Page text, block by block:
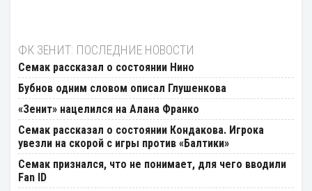
ФК ЗЕНИТ: ПОСЛЕДНИЕ НОВОСТИ
Семак рассказал о состоянии Нино
Бубнов одним словом описал Глушенкова
«Зенит» нацелился на Алана Франко
Семак рассказал о состоянии Кондакова. Игрока
увезли на скорой с игры против «Балтики»
Семак признался, что не понимает, для чего вводили
Fan ID